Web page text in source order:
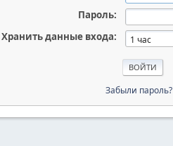
Пароль:
Хранить данные входа:
Забыли пароль?